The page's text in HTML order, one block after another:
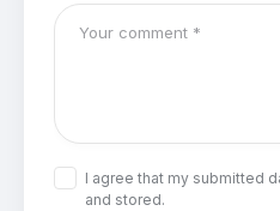
I agree that my submitted
and stored.